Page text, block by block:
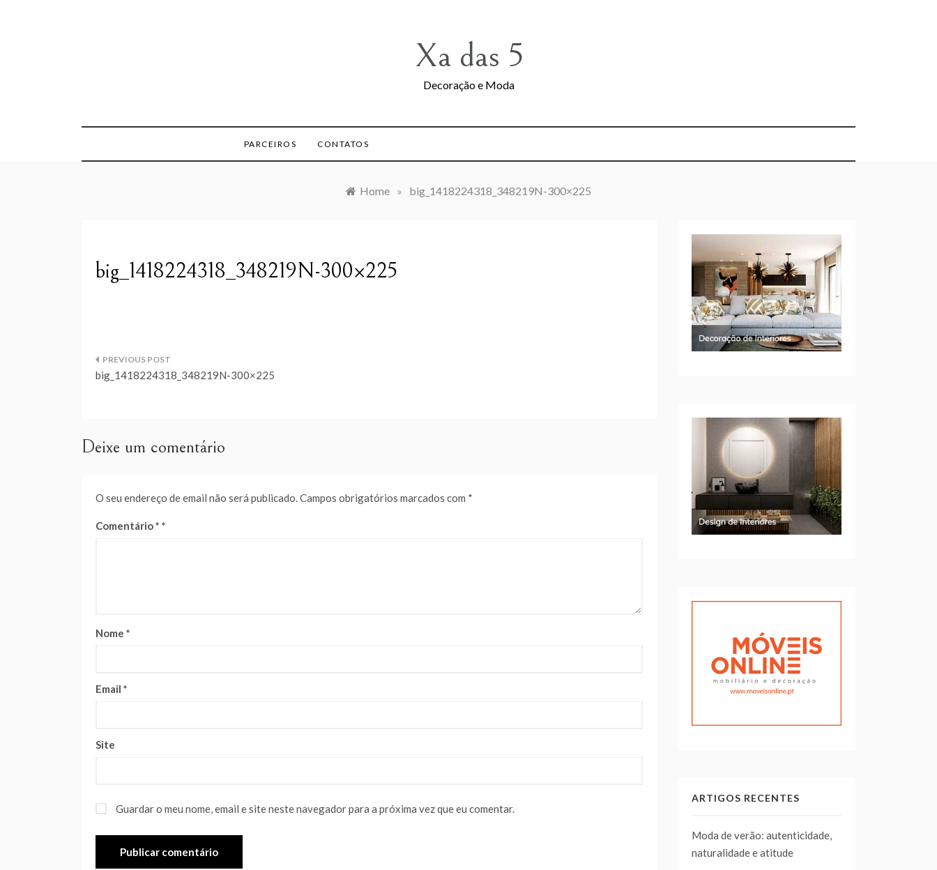
Xa das 5
Decoração e Moda
PARCEIROS CONTATOS
Home » big_1418224318_348219N-300×225
big_1418224318_348219N-300×225
Navegação
big_1418224318_348219N-300×225
Deixe um comentário
O seu endereço de email não será publicado.Campos obrigatórios marcados com *
Comentário*
Nome *
Email *
Site
Guardar o meu nome, email e site neste navegador para a próxima vez que eu comentar.
ARTIGOS RECENTES
Moda de verão: autenticidade,
naturalidade e atitude